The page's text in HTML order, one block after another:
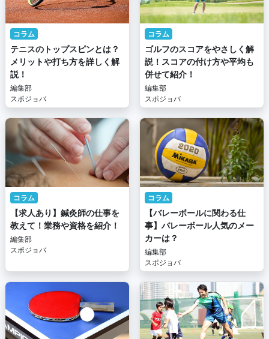
コラム
テニスのトップスピンとは？
メリットや打ち方を詳しく解
説！
編集部
スポジョバ
コラム
ゴルフのスコアをやさしく解
説！スコアの付け方や平均も
併せて紹介！
編集部
スポジョバ
コラム
【求人あり】鍼灸師の仕事を
教えて！業務や資格を紹介！
編集部
スポジョバ
コラム
【バレーボールに関わる仕
事】バレーボール人気のメー
カーは？
編集部
スポジョバ